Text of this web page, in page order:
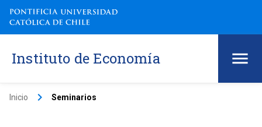
Instituto de Economía
Inicio keyboard_arrow_right Seminarios